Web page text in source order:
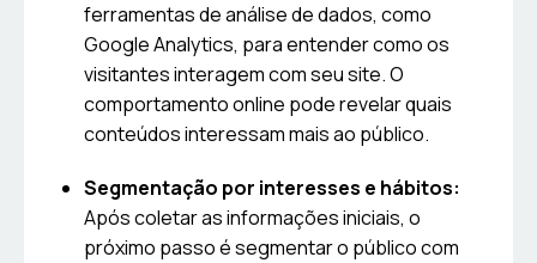
ferramentas de análise de dados, como
Google Analytics, para entender como os
visitantes interagem com seu site. O
comportamento online pode revelar quais
conteúdos interessam mais ao público.
Segmentação por interesses e hábitos:
Após coletar as informações iniciais, o
próximo passo é segmentar o público com